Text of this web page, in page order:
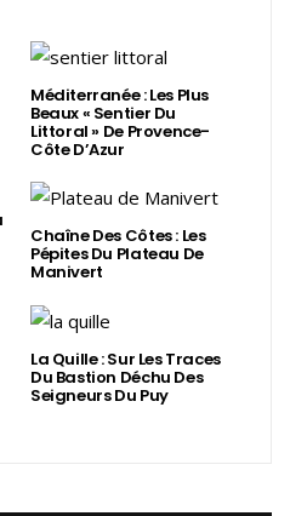
Méditerranée : Les Plus
Beaux « Sentier Du
Littoral » De Provence-
Côte D’Azur
Chaîne Des Côtes : Les
Pépites Du Plateau De
Manivert
La Quille : Sur Les Traces
Du Bastion Déchu Des
Seigneurs Du Puy